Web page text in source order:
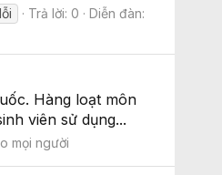
Trả lời: 0
Diễn đàn:
Hàng loạt môn
viên sử dụng...
mọi người